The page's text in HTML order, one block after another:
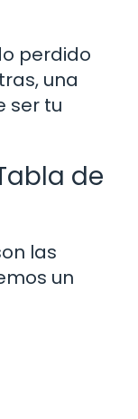
perdido
una
ser tu
de
las
un